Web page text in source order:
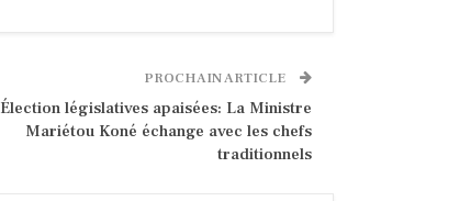
PROCHAIN ARTICLE
Élection législatives apaisées: La Ministre
Mariétou Koné échange avec les chefs
traditionnels